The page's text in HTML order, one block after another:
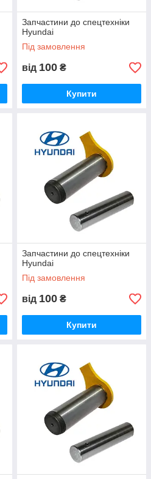
Запчастини до спецтехніки
Hyundai
Під замовлення
від 100 ₴
Купити
Запчастини до спецтехніки
Hyundai
Під замовлення
від 100 ₴
Купити